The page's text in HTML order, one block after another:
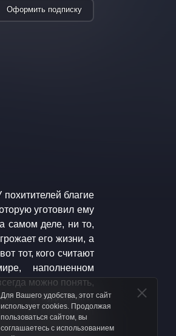
Оформить подписку
Для Вашего удобства, этот сайт
использует cookies. Продолжая
пользоваться сайтом, вы
соглашаетесь с использованием